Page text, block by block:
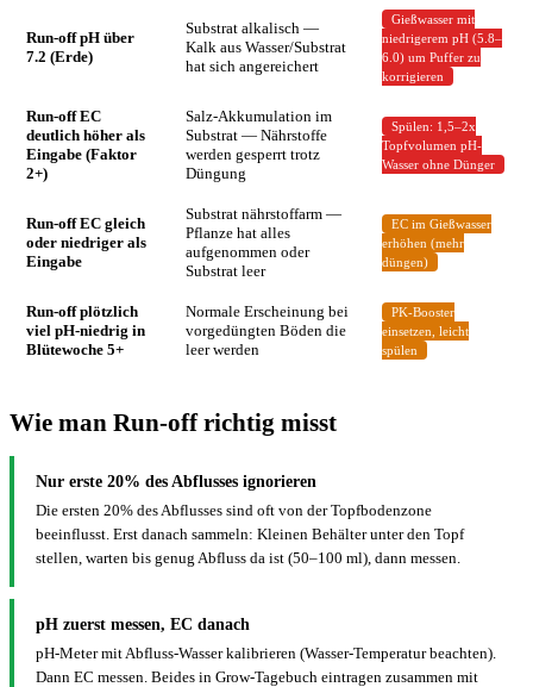
Run-off pH über
7.2 (Erde)
Substrat alkalisch —
Kalk aus Wasser/Substrat
hat sich angereichert
Gießwasser mit
niedrigerem pH (5.8–
6.0) um Puffer zu
korrigieren
Run-off EC
deutlich höher als
Eingabe (Faktor
2+)
Salz-Akkumulation im
Substrat — Nährstoffe
werden gesperrt trotz
Düngung
Spülen: 1,5–2x
Topfvolumen pH-
Wasser ohne Dünger
Run-off EC gleich
oder niedriger als
Eingabe
Substrat nährstoffarm —
Pflanze hat alles
aufgenommen oder
Substrat leer
EC im Gießwasser
erhöhen (mehr
düngen)
Run-off plötzlich
viel pH-niedrig in
Blütewoche 5+
Normale Erscheinung bei
vorgedüngten Böden die
leer werden
PK-Booster
einsetzen, leicht
spülen
Wie man Run-off richtig misst
Nur erste 20% des Abflusses ignorieren
Die ersten 20% des Abflusses sind oft von der Topfbodenzone
beeinflusst. Erst danach sammeln: Kleinen Behälter unter den Topf
stellen, warten bis genug Abfluss da ist (50–100 ml), dann messen.
pH zuerst messen, EC danach
pH-Meter mit Abfluss-Wasser kalibrieren (Wasser-Temperatur beachten).
Dann EC messen. Beides in Grow-Tagebuch eintragen zusammen mit